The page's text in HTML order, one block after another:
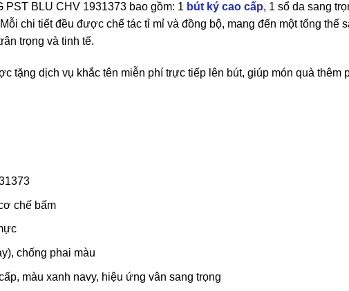
PST BLU CHV 1931373 bao gồm: 1 bút ký cao cấp, 1 sổ da sang
chi tiết đều được chế tác tỉ mỉ và đồng bộ, mang đến một tổng thể
trọng và tinh tế.
tặng dịch vụ khắc tên miễn phí trực tiếp lên bút, giúp món quà thêm
chế bấm
chống phai màu
màu xanh navy, hiệu ứng vân sang trọng